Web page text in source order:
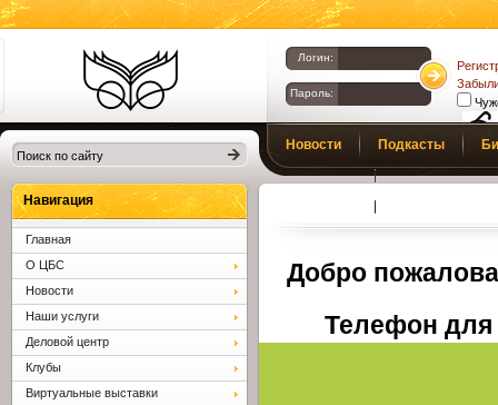
Библиотеки
Клина. Клинская
ЦБС.
Логин:
Пароль:
Новости Подкасты
Добро
Телефон для
Навигация
Главная
О ЦБС
Новости
Наши услуги
Деловой центр
Клубы
Виртуальные выставки